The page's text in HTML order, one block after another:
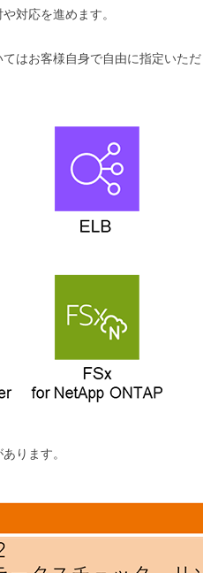
対応を進めます。
はお客様自身で自由に指定いただ
ります。